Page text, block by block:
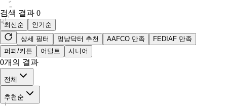
검색 결과 0
최신순
인기순
상세 필터
멍냥닥터 추천 AAFCO 만족
FEDIAF 만족
퍼피/키튼
어덜트 시니어
0개의 결과
전체
추천순